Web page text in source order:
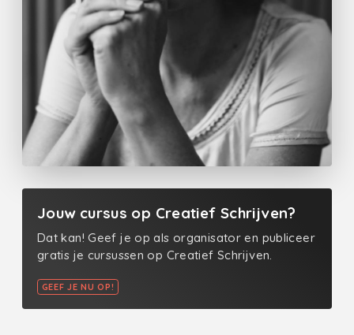
Jouw cursus op Creatief Schrijven?
Dat kan! Geef je op als organisator en publiceer
gratis je cursussen op Creatief Schrijven.
GEEF JE NU OP!